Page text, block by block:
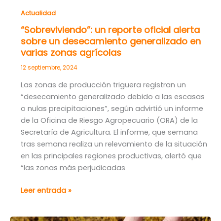
Actualidad
“Sobreviviendo”: un reporte oficial alerta
sobre un desecamiento generalizado en
varias zonas agrícolas
12 septiembre, 2024
Las zonas de producción triguera registran un
“desecamiento generalizado debido a las escasas
o nulas precipitaciones”, según advirtió un informe
de la Oficina de Riesgo Agropecuario (ORA) de la
Secretaría de Agricultura. El informe, que semana
tras semana realiza un relevamiento de la situación
en las principales regiones productivas, alertó que
“las zonas más perjudicadas
“Sobreviviendo”:
Leer entrada »